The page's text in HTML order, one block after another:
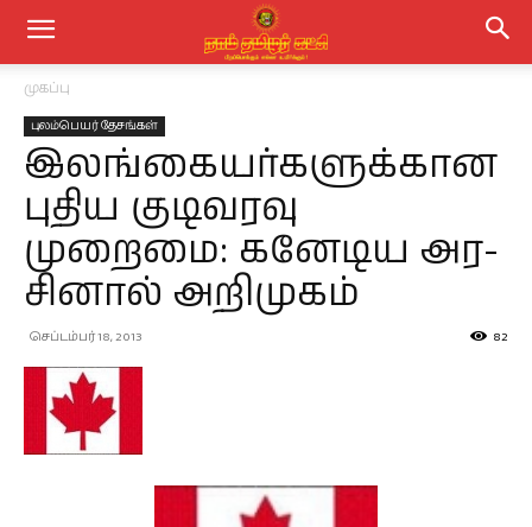
முகப்பு
புலம்பெயர் தேசங்கள்
இலங்­கை­யர்­க­ளுக்­கான
புதிய குடி­வ­ரவு
முறைமை: கனே­டிய அர­
சினால் அறி­முகம்
செப்டம்பர் 18, 2013 82